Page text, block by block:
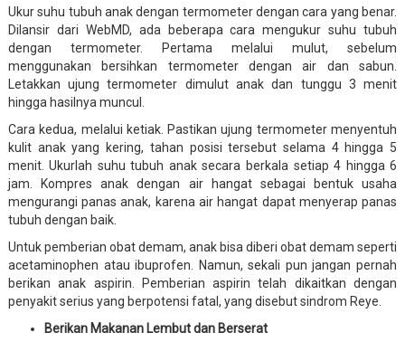
Ukur suhu tubuh anak dengan termometer dengan cara yang benar.
Dilansir dari WebMD, ada beberapa cara mengukur suhu tubuh
dengan termometer. Pertama melalui mulut, sebelum
menggunakan bersihkan termometer dengan air dan sabun.
Letakkan ujung termometer dimulut anak dan tunggu 3 menit
hingga hasilnya muncul.
Cara kedua, melalui ketiak. Pastikan ujung termometer menyentuh
kulit anak yang kering, tahan posisi tersebut selama 4 hingga 5
menit. Ukurlah suhu tubuh anak secara berkala setiap 4 hingga 6
jam. Kompres anak dengan air hangat sebagai bentuk usaha
mengurangi panas anak, karena air hangat dapat menyerap panas
tubuh dengan baik.
Untuk pemberian obat demam, anak bisa diberi obat demam seperti
acetaminophen atau ibuprofen. Namun, sekali pun jangan pernah
berikan anak aspirin. Pemberian aspirin telah dikaitkan dengan
penyakit serius yang berpotensi fatal, yang disebut sindrom Reye.
Berikan Makanan Lembut dan Berserat